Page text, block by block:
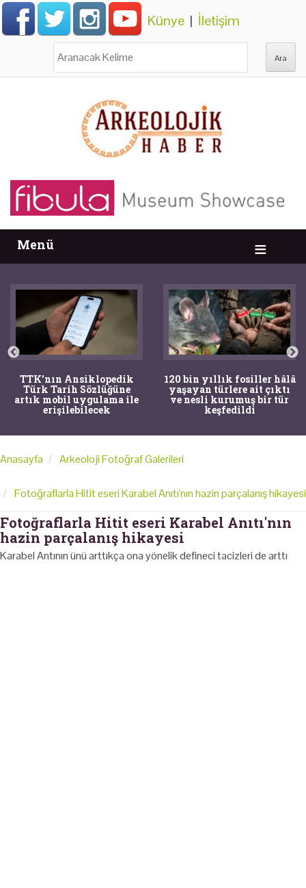
Künye | İletişim
Menü
TTK'nın Ansiklopedik
Türk Tarih Sözlüğüne
artık mobil uygulama ile
erişilebilecek
120 bin yıllık fosiller hâlâ
yaşayan türlere ait çıktı
ve nesli kurumuş bir tür
keşfedildi
Anasayfa Arkeoloji Fotoğraf Galerileri
Fotoğraflarla Hitit eseri Karabel Anıtı'nın hazin parçalanış hikayesi
Fotoğraflarla Hitit eseri Karabel Anıtı'nın
hazin parçalanış hikayesi
Karabel Antının ünü arttıkça ona yönelik defineci tacizleri de arttı